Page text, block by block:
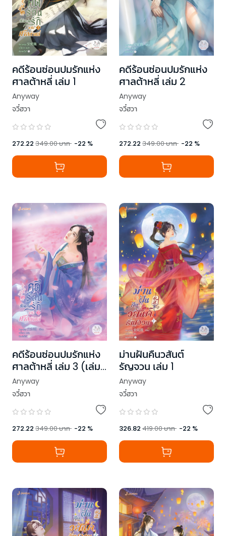
คดีร้อนซ่อนปมรักแห่ง
ศาลต้าหลี่ เล่ม 1
Anyway
จวี๋ฮวา
272.22 349.00บาท -22 %
คดีร้อนซ่อนปมรักแห่ง
ศาลต้าหลี่ เล่ม 2
Anyway
จวี๋ฮวา
272.22 349.00บาท -22 %
คดีร้อนซ่อนปมรักแห่ง
ศาลต้าหลี่ เล่ม 3 (เล่ม
จบ)
Anyway
จวี๋ฮวา
272.22 349.00บาท -22 %
ม่านฝันคืนวสันต์
รัญจวน เล่ม 1
Anyway
จวี๋ฮวา
326.82 419.00บาท -22 %